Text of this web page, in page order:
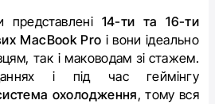
представлені 14-ти та 16-ти
MacBook Pro і вони ідеально
так і маководам зі стажем.
і під час геймінгу
охолодження, тому вся